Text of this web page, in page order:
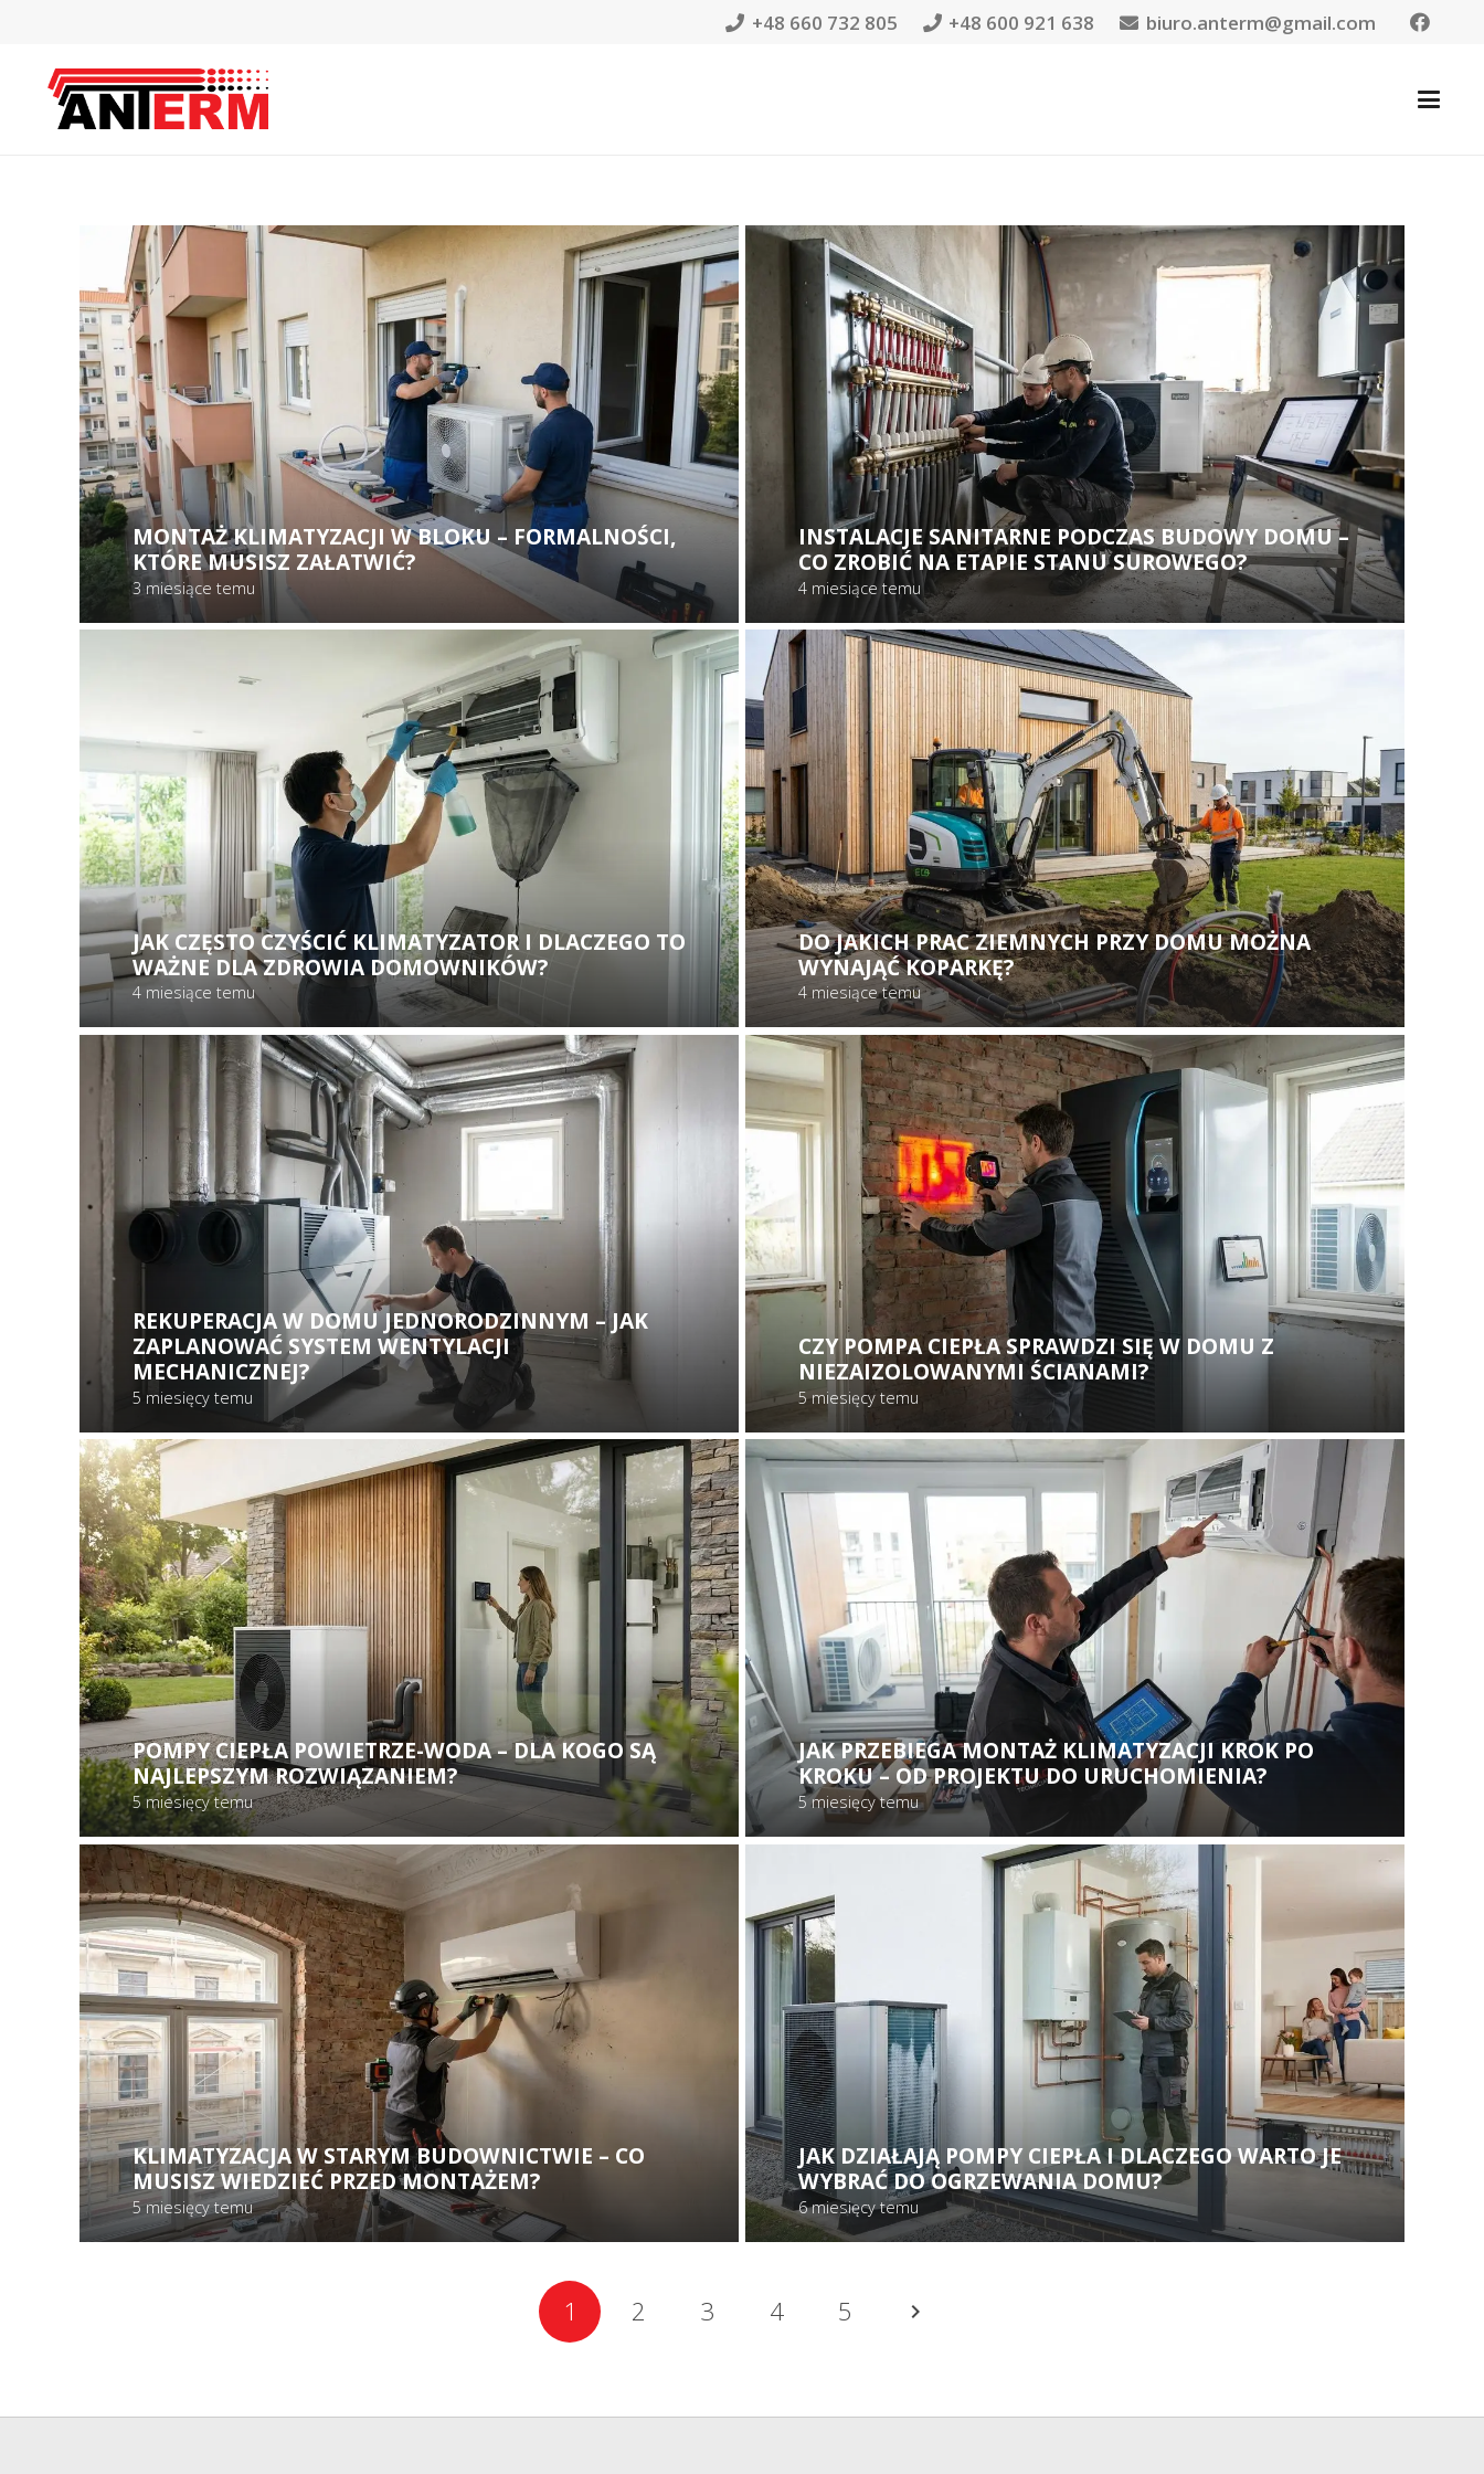
+48 660 732 805 +48 600 921 638 biuro.anterm@gmail.com
MONTAŻ KLIMATYZACJI W BLOKU – FORMALNOŚCI,
KTÓRE MUSISZ ZAŁATWIĆ?
3 miesiące temu
INSTALACJE SANITARNE PODCZAS BUDOWY DOMU –
CO ZROBIĆ NA ETAPIE STANU SUROWEGO?
4 miesiące temu
JAK CZĘSTO CZYŚCIĆ KLIMATYZATOR I DLACZEGO TO
WAŻNE DLA ZDROWIA DOMOWNIKÓW?
4 miesiące temu
DO JAKICH PRAC ZIEMNYCH PRZY DOMU MOŻNA
WYNAJĄĆ KOPARKĘ?
4 miesiące temu
REKUPERACJA W DOMU JEDNORODZINNYM – JAK
ZAPLANOWAĆ SYSTEM WENTYLACJI
MECHANICZNEJ?
5 miesięcy temu
CZY POMPA CIEPŁA SPRAWDZI SIĘ W DOMU Z
NIEZAIZOLOWANYMI ŚCIANAMI?
5 miesięcy temu
POMPY CIEPŁA POWIETRZE-WODA – DLA KOGO SĄ
NAJLEPSZYM ROZWIĄZANIEM?
5 miesięcy temu
JAK PRZEBIEGA MONTAŻ KLIMATYZACJI KROK PO
KROKU – OD PROJEKTU DO URUCHOMIENIA?
5 miesięcy temu
KLIMATYZACJA W STARYM BUDOWNICTWIE – CO
MUSISZ WIEDZIEĆ PRZED MONTAŻEM?
5 miesięcy temu
JAK DZIAŁAJĄ POMPY CIEPŁA I DLACZEGO WARTO JE
WYBRAĆ DO OGRZEWANIA DOMU?
6 miesięcy temu
1 2 3 4 5